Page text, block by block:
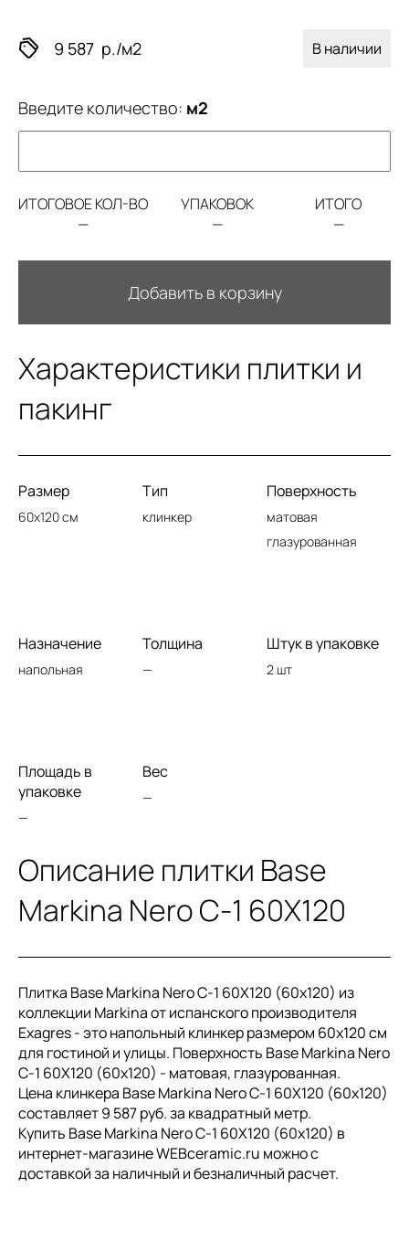
9 587 р./м2 В наличии
Введите количество: м2
ИТОГОВОЕ КОЛ-ВО
—
УПАКОВОК
—
ИТОГО
—
Добавить в корзину
Характеристики плитки и
пакинг
Размер
60x120 см
Тип
клинкер
Поверхность
матовая
глазурованная
Назначение
напольная
Толщина
—
Штук в упаковке
2 шт
Площадь в
упаковке
—
Вес
—
Описание плитки Base
Markina Nero C-1 60X120
Плитка Base Markina Nero C-1 60X120 (60x120) из
коллекции Markina от испанского производителя
Exagres - это напольный клинкер размером 60x120 см
для гостиной и улицы. Поверхность Base Markina Nero
C-1 60X120 (60x120) - матовая, глазурованная.
Цена клинкера Base Markina Nero C-1 60X120 (60x120)
составляет 9 587 руб. за квадратный метр.
Купить Base Markina Nero C-1 60X120 (60x120) в
интернет-магазине WEBceramic.ru можно с
доставкой за наличный и безналичный расчет.